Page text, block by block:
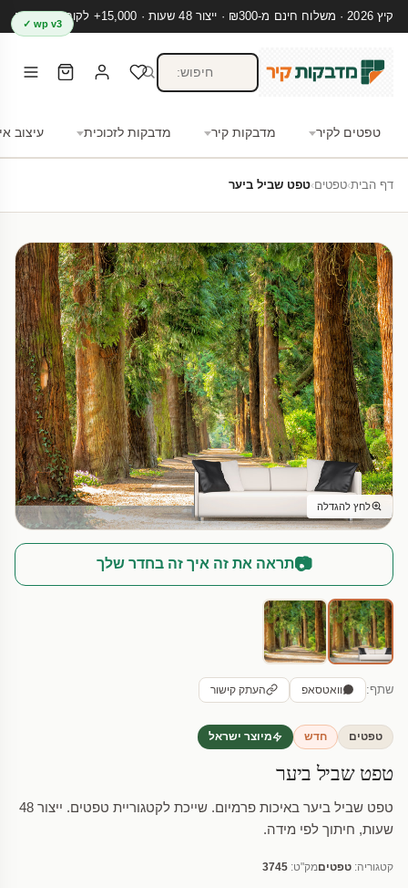
קיץ 2026 · משלוח חינם מ-₪300 · ייצור 48 שעות · 15,000+ לקוחות מרוצים
טפטים לקיר מדבקות קיר מדבקות לזכוכית עיצוב
wp v3 ✓
דף הבית›טפטים›טפט שביל ביער
לחץ להגדלה
📷תראה את זה איך זה בחדר שלך
שתף: וואטסאפ העתק קישור
טפטים חדש מיוצר ישראל
טפט שביל ביער
טפט שביל ביער באיכות פרמיום. שייכת לקטגוריית טפטים. ייצור 48
שעות, חיתוך לפי מידה.
קטגוריה: טפטיםמק"ט: 3745